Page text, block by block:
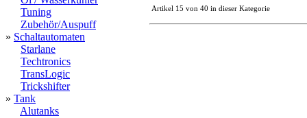
Tuning
Zubehör/Auspuff
» Schaltautomaten
Starlane
Techtronics
TransLogic
Trickshifter
» Tank
Alutanks
Artikel 15 von 40 in dieser Kategorie